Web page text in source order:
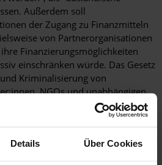
Details Über Cookies
Außerdem soll
der Zugang zu Finanzmitteln
von Partnerorganisationen
Finanzierungsmöglichkeiten
einschränken würde. Das Gesetz
Kriminalisierung von
NGOs und unabhängigen
die freie Meinungsäußerung
der Regierung nicht
an diese Organisationen
anzuprangern und